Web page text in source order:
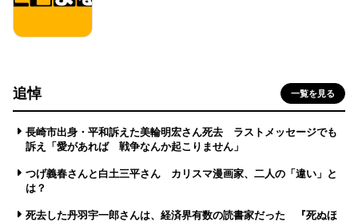
追悼 一覧を見る
長崎市出身・平和訴えた美輪明宏さん死去 ラストメッセージでも
訴え「愛があれば 戦争なんか起こりません」
つげ義春さんと白土三平さん カリスマ漫画家、二人の「違い」と
は？
死去した丹羽宇一郎さんは、経済界有数の読書家だった 『死ぬほ